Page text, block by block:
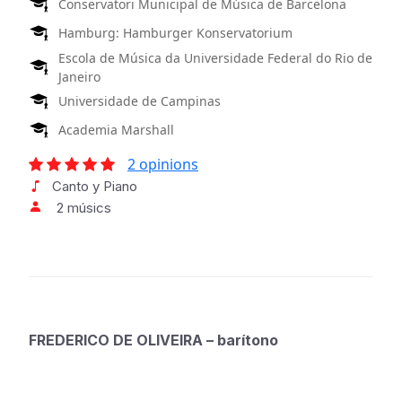
Conservatori Municipal de Música de Barcelona
Hamburg: Hamburger Konservatorium
Escola de Música da Universidade Federal do Rio de
Janeiro
Universidade de Campinas
Academia Marshall
2 opinions
Canto y Piano
2 músics
FREDERICO DE OLIVEIRA – barítono